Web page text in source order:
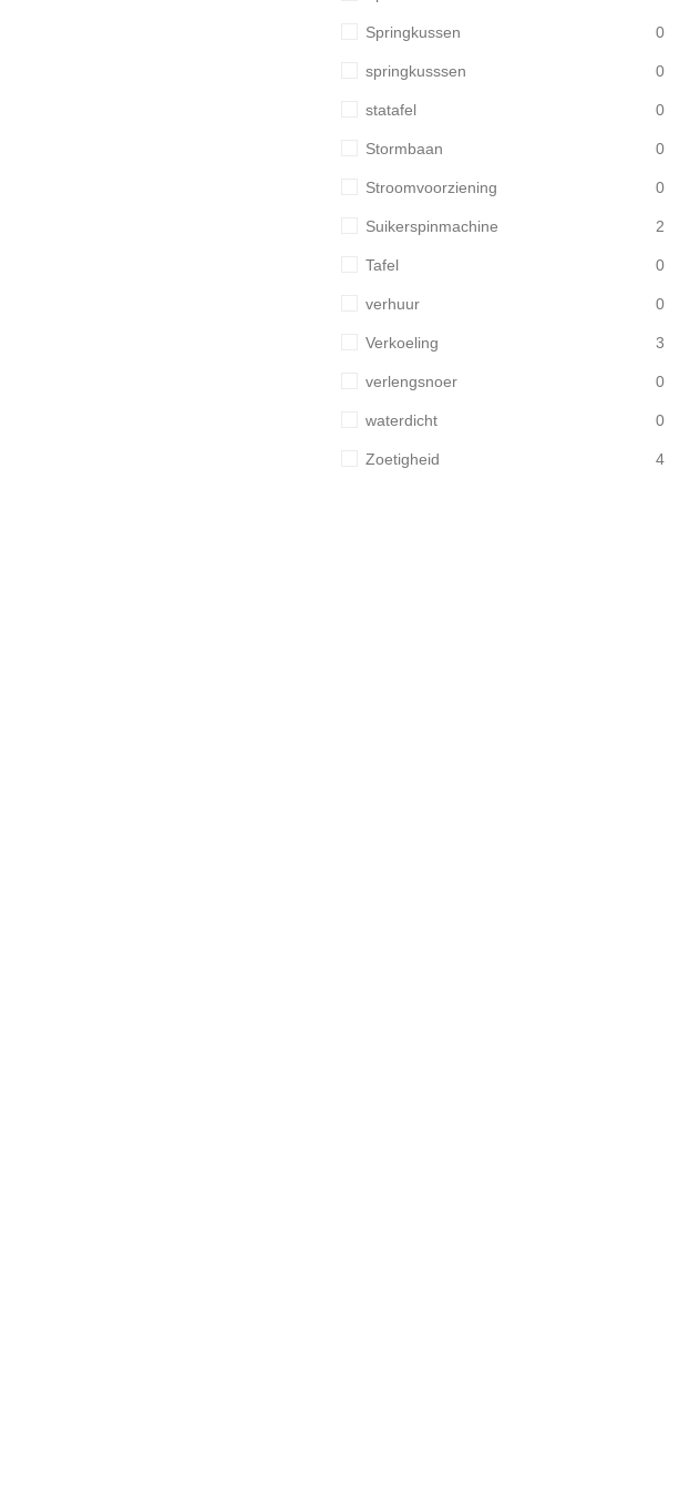
Springkussen 0
springkusssen 0
statafel 0
Stormbaan 0
Stroomvoorziening 0
Suikerspinmachine 2
Tafel 0
verhuur 0
Verkoeling 3
verlengsnoer 0
waterdicht 0
Zoetigheid 4